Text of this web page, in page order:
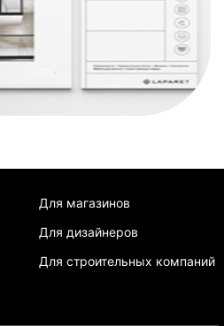
Для магазинов
Для дизайнеров
Для строительных компаний